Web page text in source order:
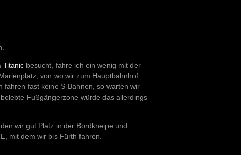
Titanic besucht, fahre ich ein wenig mit der
von wo wir zum Hauptbahnhof
fahren fast keine S-Bahnen, so warten wir
Fußgängerzone würde das allerdings
wir gut Platz in der Bordkneipe und
mit dem wir bis Fürth fahren.